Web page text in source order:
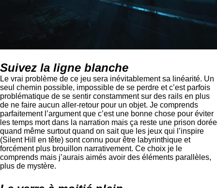
Suivez la ligne blanche
Le vrai problème de ce jeu sera inévitablement sa linéarité. Un
seul chemin possible, impossible de se perdre et c’est parfois
problématique de se sentir constamment sur des rails en plus
de ne faire aucun aller-retour pour un objet. Je comprends
parfaitement l’argument que c’est une bonne chose pour éviter
les temps mort dans la narration mais ça reste une prison dorée
quand même surtout quand on sait que les jeux qui l’inspire
(Silent Hill en tête) sont connu pour être labyrinthique et
forcément plus brouillon narrativement. Ce choix je le
comprends mais j’aurais aimés avoir des éléments parallèles,
plus de mystère.